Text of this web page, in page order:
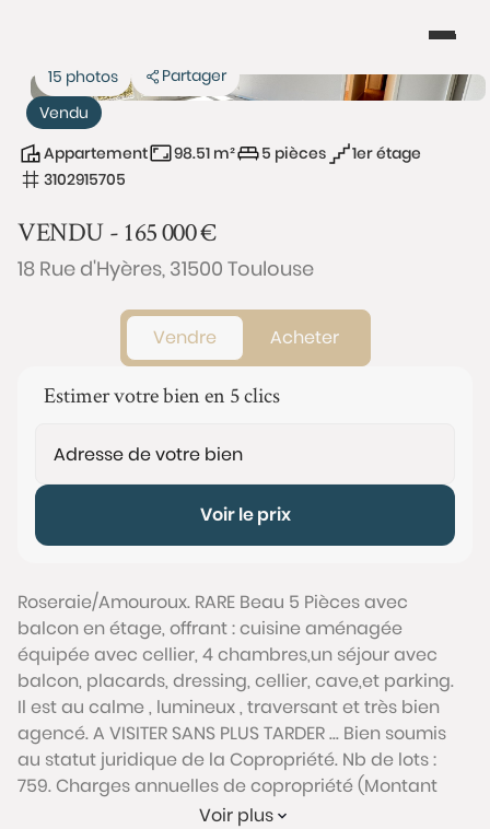
Vendu
15 photos Partager
Appartement 98.51 m² 5 pièces
1er étage
3102915705
VENDU -165 000€
18 Rue d'Hyères, 31500 Toulouse
Vendre Acheter
Estimer votre bien en 5 clics
Voir le prix
Roseraie/Amouroux. RARE Beau 5 Pièces avec
balcon en étage, offrant : cuisine aménagée
équipée avec cellier, 4 chambres,un séjour avec
balcon, placards, dressing, cellier, cave,et parking.
Il est au calme , lumineux , traversant et très bien
agencé. A VISITER SANS PLUS TARDER ... Bien soumis
au statut juridique de la Copropriété. Nb de lots :
759. Charges annuelles de copropriété (Montant
moyen annuel quote-part du budget prévisionnel
Voir plus